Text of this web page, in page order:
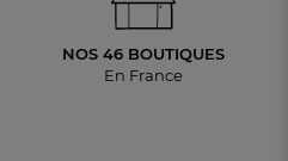
NOS 46 BOUTIQUES
En France